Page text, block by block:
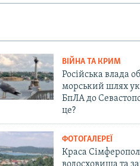
ВІЙНА ТА КРИМ
Російська влада
морський шлях
БпЛА до
це?
ФОТОГАЛЕРЕЇ
Краса
водосховища та